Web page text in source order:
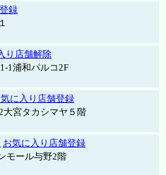
録
り店舗解除
1浦和パルコ2F
に入り店舗登録
大宮タカシマヤ５階
お気に入り店舗登録
モール与野2階